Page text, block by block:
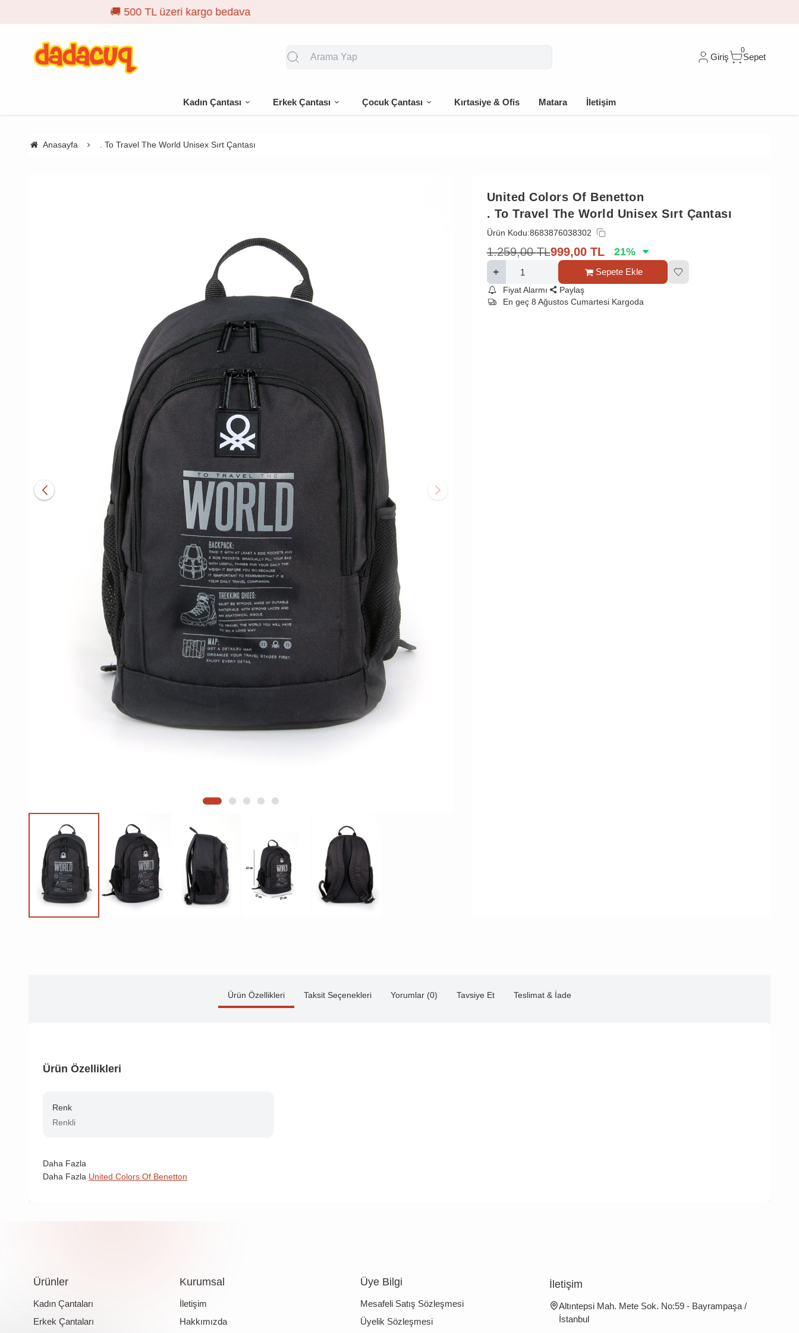
Giriş
0
Sepet
Kadın Çantası Erkek Çantası Çocuk Çantası Kırtasiye & Ofis Matara İletişim
Anasayfa . To Travel The World Unisex Sırt Çantası
United Colors Of Benetton
. To Travel The World Unisex Sırt Çantası
Ürün Kodu:8683876038302
1.259,00 TL999,00 TL 21%
Sepete Ekle
Fiyat Alarmı
Paylaş
En geç 8 Ağustos Cumartesi Kargoda
Ürün Özellikleri Taksit Seçenekleri Yorumlar (0) Tavsiye Et Teslimat & İade
Ürün Özellikleri
Renk
Renkli
Daha Fazla
Daha Fazla United Colors Of Benetton
Ürünler
Kadın Çantaları
Erkek Çantaları
Kurumsal
İletişim
Hakkımızda
Üye Bilgi
Mesafeli Satış Sözleşmesi
Üyelik Sözleşmesi
İletişim
Altıntepsi Mah. Mete Sok. No:59 - Bayrampaşa /
İstanbul